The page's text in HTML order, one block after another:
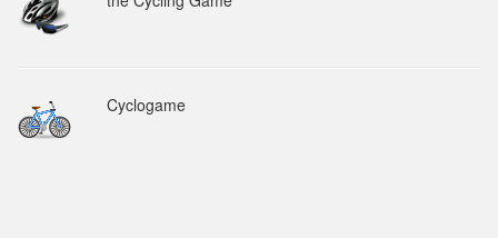
Cyclogame